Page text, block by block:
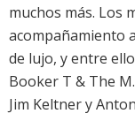
muchos más. Los
acompañamiento
de lujo, y entre
Booker T & The
Jim Keltner y